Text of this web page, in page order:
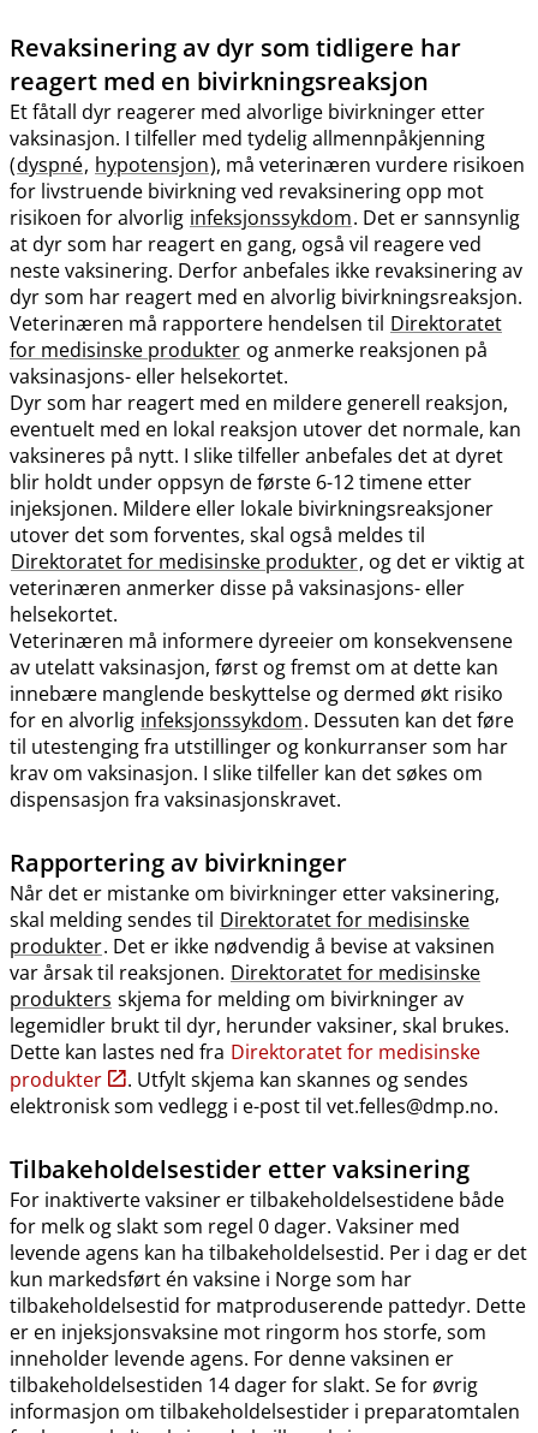
Revaksinering av dyr som tidligere har
reagert med en bivirkningsreaksjon
Et fåtall dyr reagerer med alvorlige bivirkninger etter
vaksinasjon. I tilfeller med tydelig allmennpåkjenning
(dyspné, hypotensjon), må veterinæren vurdere risikoen
for livstruende bivirkning ved revaksinering opp mot
risikoen for alvorlig infeksjonssykdom. Det er sannsynlig
at dyr som har reagert en gang, også vil reagere ved
neste vaksinering. Derfor anbefales ikke revaksinering av
dyr som har reagert med en alvorlig bivirkningsreaksjon.
Veterinæren må rapportere hendelsen til Direktoratet
for medisinske produkter og anmerke reaksjonen på
vaksinasjons- eller helsekortet.
Dyr som har reagert med en mildere generell reaksjon,
eventuelt med en lokal reaksjon utover det normale, kan
vaksineres på nytt. I slike tilfeller anbefales det at dyret
blir holdt under oppsyn de første 6-12 timene etter
injeksjonen. Mildere eller lokale bivirkningsreaksjoner
utover det som forventes, skal også meldes til
Direktoratet for medisinske produkter, og det er viktig at
veterinæren anmerker disse på vaksinasjons- eller
helsekortet.
Veterinæren må informere dyreeier om konsekvensene
av utelatt vaksinasjon, først og fremst om at dette kan
innebære manglende beskyttelse og dermed økt risiko
for en alvorlig infeksjonssykdom. Dessuten kan det føre
til utestenging fra utstillinger og konkurranser som har
krav om vaksinasjon. I slike tilfeller kan det søkes om
dispensasjon fra vaksinasjonskravet.
Rapportering av bivirkninger
Når det er mistanke om bivirkninger etter vaksinering,
skal melding sendes til Direktoratet for medisinske
produkter. Det er ikke nødvendig å bevise at vaksinen
var årsak til reaksjonen. Direktoratet for medisinske
produkters skjema for melding om bivirkninger av
legemidler brukt til dyr, herunder vaksiner, skal brukes.
Dette kan lastes ned fra Direktoratet for medisinske
produkter
. Utfylt skjema kan skannes og sendes
elektronisk som vedlegg i e-post til vet.felles@dmp.no.
Tilbakeholdelsestider etter vaksinering
For inaktiverte vaksiner er tilbakeholdelsestidene både
for melk og slakt som regel 0 dager. Vaksiner med
levende agens kan ha tilbakeholdelsestid. Per i dag er det
kun markedsført én vaksine i Norge som har
tilbakeholdelsestid for matproduserende pattedyr. Dette
er en injeksjonsvaksine mot ringorm hos storfe, som
inneholder levende agens. For denne vaksinen er
tilbakeholdelsestiden 14 dager for slakt. Se for øvrig
informasjon om tilbakeholdelsestider i preparatomtalen